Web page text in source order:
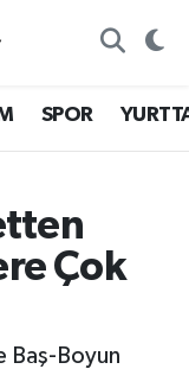
SPOR
Çok
Baş-Boyun